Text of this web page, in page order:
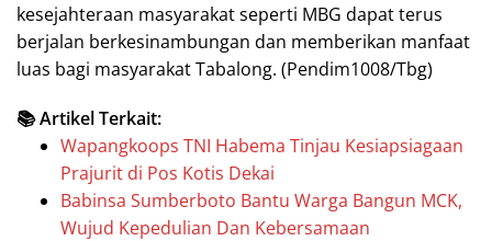
kesejahteraan masyarakat seperti MBG dapat terus
berjalan berkesinambungan dan memberikan manfaat
luas bagi masyarakat Tabalong. (Pendim1008/Tbg)
📚 Artikel Terkait:
Wapangkoops TNI Habema Tinjau Kesiapsiagaan
Prajurit di Pos Kotis Dekai
Babinsa Sumberboto Bantu Warga Bangun MCK,
Wujud Kepedulian Dan Kebersamaan